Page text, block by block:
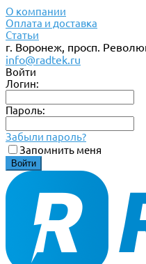
О компании
Оплата и доставка
Статьи
г. Воронеж, просп.
info@radtek.ru
Войти
Логин:
Пароль:
Забыли пароль?
Запомнить меня